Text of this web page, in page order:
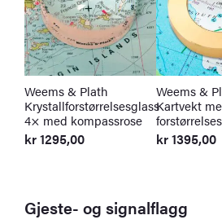
Weems & Plath
Krystallforstørrelsesglass
4× med kompassrose
kr1295,00
Weems &
Kartvekt
kr1395,00
Gjeste- og signalflagg